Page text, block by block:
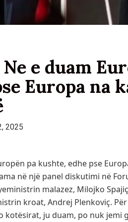
Ne e duam
Europa na
2025
pa kushte, edhe pse
në një panel diskutimi në
malazez, Milojko
kroat, Andrej Plenkoviç.
kotësirat, ju duam, po nuk jemi